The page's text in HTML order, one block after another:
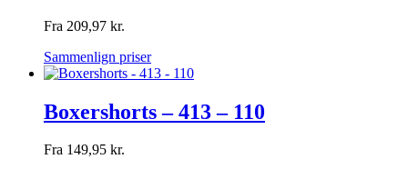
Fra 209,97 kr.
Sammenlign priser
Boxershorts – 413 – 110
Fra 149,95 kr.